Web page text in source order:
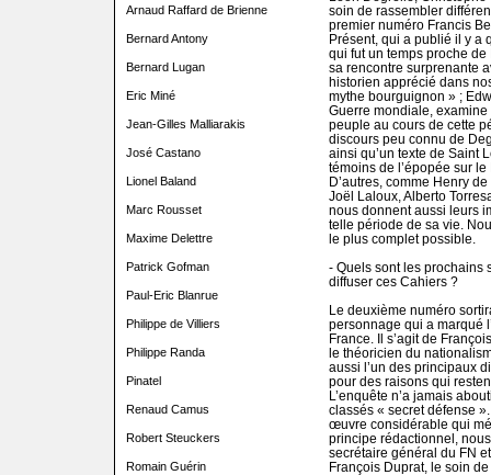
Arnaud Raffard de Brienne
Bernard Antony
Bernard Lugan
Eric Miné
Jean-Gilles Malliarakis
José Castano
Lionel Baland
Marc Rousset
Maxime Delettre
Patrick Gofman
Paul-Eric Blanrue
Philippe de Villiers
Philippe Randa
Pinatel
Renaud Camus
Robert Steuckers
Romain Guérin
soin de rassembler
premier numéro Francis
Présent, qui a publié il y a
qui fut un temps proche
sa rencontre surprenante
historien apprécié dans
mythe bourguignon » ;
Guerre mondiale,
peuple au cours de cette
discours peu connu de
ainsi qu’un texte de Saint
témoins de l’épopée sur le
D’autres, comme Henry
Joël Laloux, Alberto
nous donnent aussi leurs
telle période de sa vie.
le plus complet possible.
- Quels sont les prochains
diffuser ces Cahiers ?
Le deuxième numéro
personnage qui a marqué
France. Il s’agit de
le théoricien du
aussi l’un des principaux
pour des raisons qui
L’enquête n’a jamais
classés « secret défense
œuvre considérable qui
principe rédactionnel,
secrétaire général du FN
François Duprat, le soin